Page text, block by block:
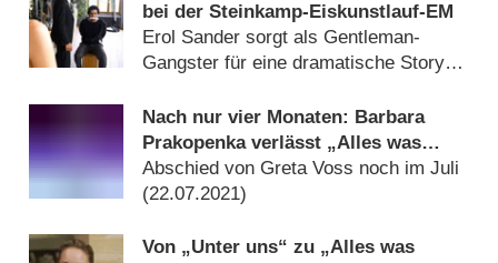
bei der Steinkamp-Eiskunstlauf-EM
Erol Sander sorgt als Gentleman-
Gangster für eine dramatische Story
Nach nur vier Monaten: Barbara
Prakopenka verlässt „Alles was
zählt“
Abschied von Greta Voss noch im Juli
(22.07.2021)
Von „Unter uns“ zu „Alles was